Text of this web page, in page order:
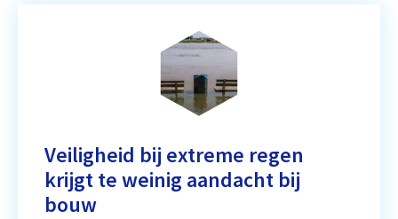
Veiligheid bij extreme regen
krijgt te weinig aandacht bij
bouw